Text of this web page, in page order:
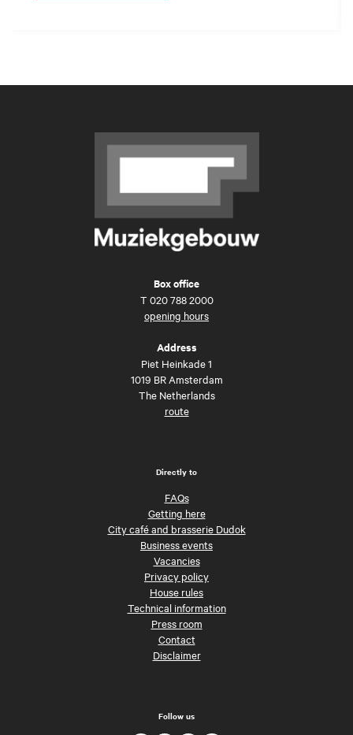
Box office
T 020 788 2000
opening hours
Address
Piet Heinkade 1
1019 BR Amsterdam
The Netherlands
route
Directly to
FAQs
Getting here
City café and brasserie Dudok
Business events
Vacancies
Privacy policy
House rules
Technical information
Press room
Contact
Disclaimer
Follow us